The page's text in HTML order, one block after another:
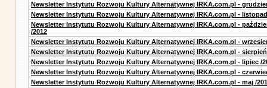
Newsletter Instytutu Rozwoju Kultury Alternatywnej IRKA.com.pl -
Newsletter Instytutu Rozwoju Kultury Alternatywnej IRKA.com.pl - listopad
Newsletter Instytutu Rozwoju Kultury Alternatywnej IRKA.com.pl -
/2012
Newsletter Instytutu Rozwoju Kultury Alternatywnej IRKA.com.pl -
Newsletter Instytutu Rozwoju Kultury Alternatywnej IRKA.com.pl - sierpień
Newsletter Instytutu Rozwoju Kultury Alternatywnej IRKA.com.pl - lipiec /
Newsletter Instytutu Rozwoju Kultury Alternatywnej IRKA.com.pl -
Newsletter Instytutu Rozwoju Kultury Alternatywnej IRKA.com.pl - maj /